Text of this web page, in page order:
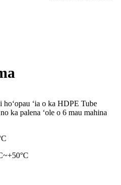
hoʻopau ʻia o ka HDPE Tube
ka palena ʻole o 6 mau mahina
~+50°C